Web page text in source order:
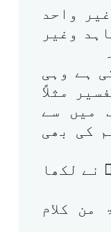
واحد
وغیر
ہے وہی
مثلاً
میں سے
کی بھی
نے لکھا
من کلام